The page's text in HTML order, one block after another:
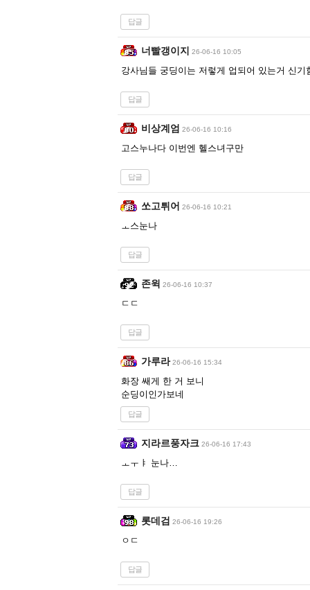
답글
너빨갱이지 26-06-16 10:05
강사님들 궁딩이는 저렇게 업되어 있는거 신기
답글
비상계엄 26-06-16 10:16
고스누나다 이번엔 헬스녀구만
답글
쏘고튀어 26-06-16 10:21
ㅗ스눈나
답글
존윅 26-06-16 10:37
ㄷㄷ
답글
가루라 26-06-16 15:34
화장 쌔게 한 거 보니
순딩이인가보네
답글
지라르풍자크 26-06-16 17:43
ㅗㅜㅑ 눈나…
답글
롯데검 26-06-16 19:26
ㅇㄷ
답글